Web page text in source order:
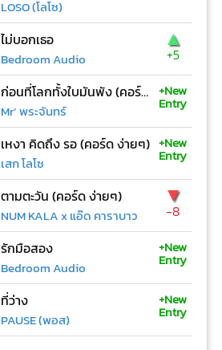
LOSO (โลโซ)
ไม่บอกเธอ
Bedroom Audio
▲
+5
ก่อนที่โลกทั้งใบมันพัง (คอร์ด ง่ายๆ)
Mr’ พระจันทร์
+New
Entry
เหงา คิดถึง รอ (คอร์ด ง่ายๆ)
เสก โลโซ
+New
Entry
ตามตะวัน (คอร์ด ง่ายๆ)
NUM KALA x แอ๊ด คาราบาว
▼
-8
รักมือสอง
Bedroom Audio
+New
Entry
ที่ว่าง
PAUSE (พอส)
+New
Entry